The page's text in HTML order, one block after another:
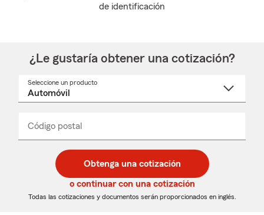
de identificación
¿Le gustaría obtener una cotización?
Seleccione un producto
desplegable
Código postal
de
5
dígitos
de
5
dígitos
_____
Obtenga una cotización
o continuar con una cotización
Todas las cotizaciones y documentos serán proporcionados en inglés.